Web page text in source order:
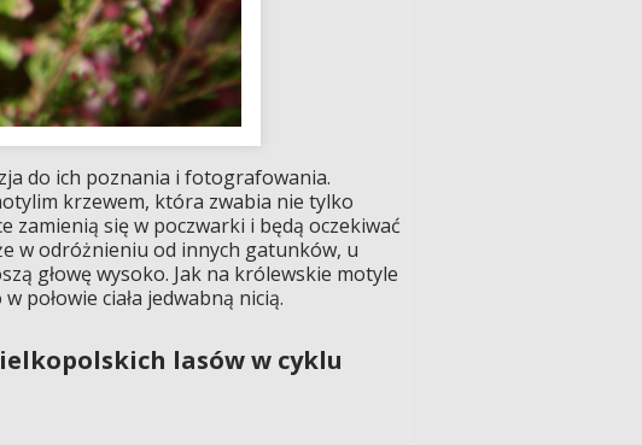
do ich poznania i fotografowania.
krzewem, która zwabia nie tylko
zamienią się w poczwarki i będą oczekiwać
w odróżnieniu od innych gatunków, u
głowę wysoko. Jak na królewskie motyle
połowie ciała jedwabną nicią.
lasów w cyklu